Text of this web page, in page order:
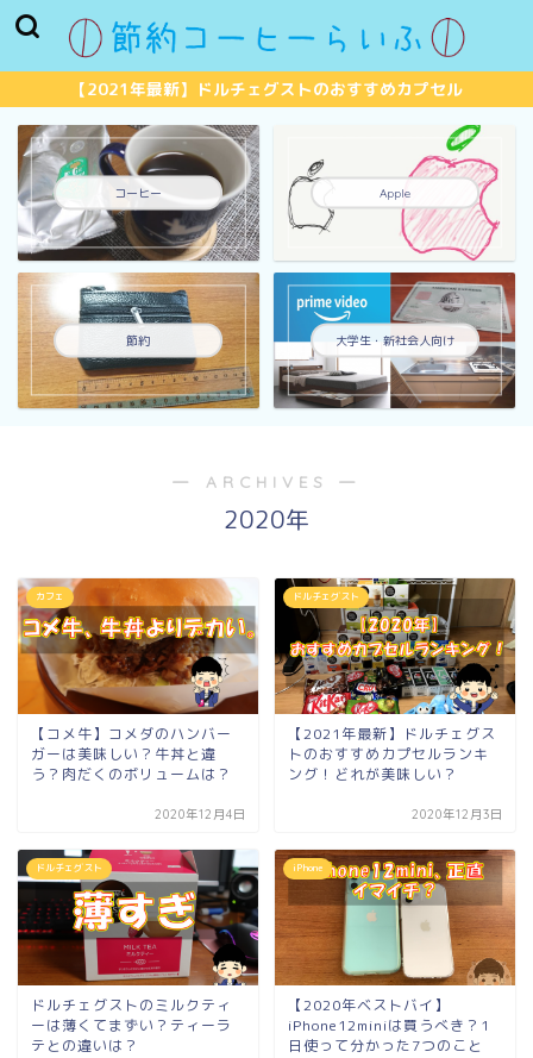
【2021年最新】ドルチェグストのおすすめカプセル
コーヒー Apple
節約 大学生・新社会人向け
― ARCHIVES ―
2020年
カフェ
【コメ牛】コメダのハンバー
ガーは美味しい？牛丼と違
う？肉だくのボリュームは？
2020年12月4日
ドルチェグスト
【2021年最新】ドルチェグス
トのおすすめカプセルランキ
ング！どれが美味しい？
2020年12月3日
ドルチェグスト
ドルチェグストのミルクティ
ーは薄くてまずい？ティーラ
テとの違いは？
iPhone
【2020年ベストバイ】
iPhone12miniは買うべき？1
日使って分かった7つのこと